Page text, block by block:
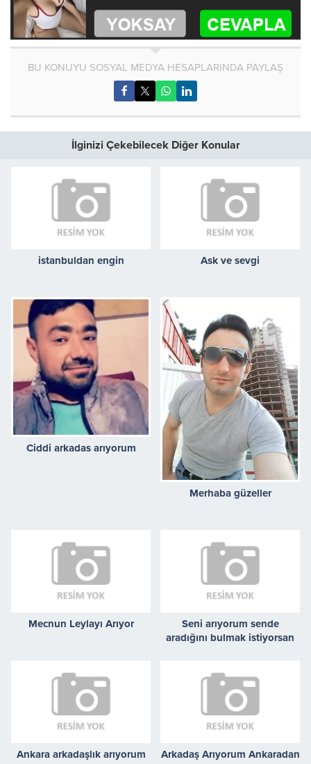
BU KONUYU SOSYAL MEDYA HESAPLARINDA PAYLAŞ
İlginizi Çekebilecek Diğer Konular
istanbuldan engin Ask ve sevgi
Ciddi arkadas arıyorum
Merhaba güzeller
Mecnun Leylayı Arıyor
Seni arıyorum sende
aradığını bulmak istiyorsan
Ankara arkadaşlık arıyorum Arkadaş Arıyorum Ankaradan